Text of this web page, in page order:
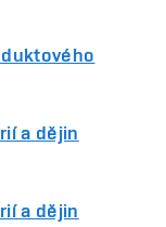
a dějin
a dějin